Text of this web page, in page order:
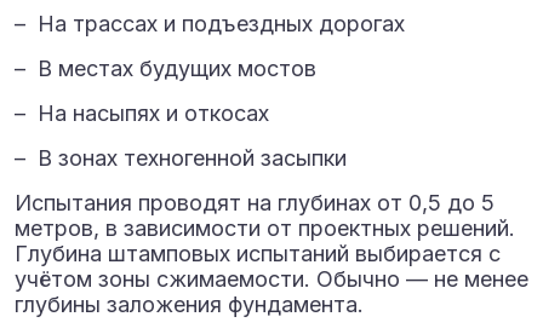
– На трассах и подъездных дорогах
– В местах будущих мостов
– На насыпях и откосах
– В зонах техногенной засыпки
Испытания проводят на глубинах от 0,5 до 5
метров, в зависимости от проектных решений.
Глубина штамповых испытаний выбирается с
учётом зоны сжимаемости. Обычно — не менее
глубины заложения фундамента.